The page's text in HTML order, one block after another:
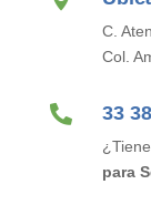
C.
Col.
 33
para